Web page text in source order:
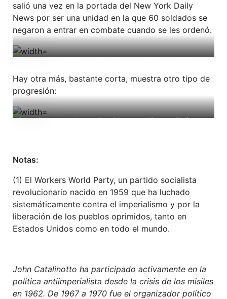
salió una vez en la portada del New York Daily
News por ser una unidad en la que 60 soldados se
negaron a entrar en combate cuando se les ordenó.
Carta de un soldado estadounidense en Vietnam GI (fuente:
Hay otra más, bastante corta, muestra otro tipo de
progresión:
Carta de un soldado estadounidense en Vietnam GI (fuente:
Notas:
(1) El Workers World Party, un partido socialista
revolucionario nacido en 1959 que ha luchado
sistemáticamente contra el imperialismo y por la
liberación de los pueblos oprimidos, tanto en
Estados Unidos como en todo el mundo.
John Catalinotto ha participado activamente en la
política antiimperialista desde la crisis de los misiles
en 1962. De 1967 a 1970 fue el organizador político